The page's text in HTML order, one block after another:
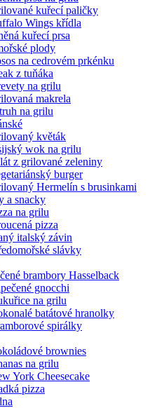
kuřecí paličky
Wings křídla
kuřecí prsa
plody
na cedrovém prkénku
z tuňáka
na grilu
makrela
na grilu
květák
wok na grilu
z grilované zeleniny
burger
Hermelín s brusinkami
a snacky
na grilu
pizza
italský závin
slávky
brambory Hasselback
gnocchi
na grilu
batátové hranolky
spirálky
brownies
na grilu
York Cheesecake
pizza